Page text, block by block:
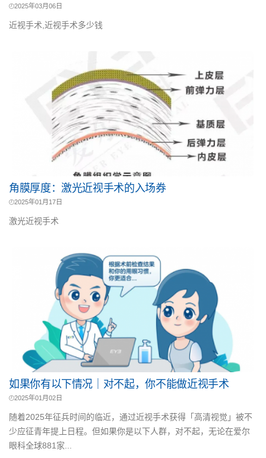
2025年03月06日
近视手术,近视手术多少钱
角膜厚度：激光近视手术的入场券
2025年01月17日
激光近视手术
如果你有以下情况｜对不起，你不能做近视手术
2025年01月02日
随着2025年征兵时间的临近，通过近视手术获得「高清视觉」被不
少应征青年提上日程。但如果你是以下人群，对不起，无论在爱尔
眼科全球881家...